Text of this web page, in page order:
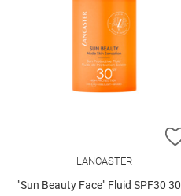
WUNSCHLISTE HINZUFÜGEN
LANCASTER
"Sun Beauty Face" Fluid SPF30 30 ml